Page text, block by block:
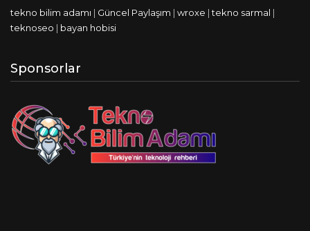
tekno bilim adamı | Güncel Paylaşım | wroxe |tekno sarmal |
teknoseo | bayan hobisi
Sponsorlar